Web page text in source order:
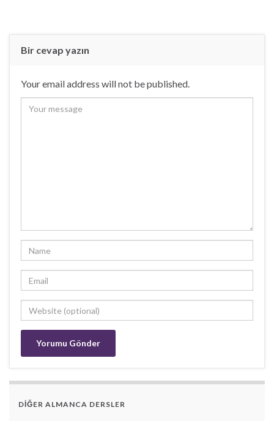
Bir cevap yazın
Your email address will not be published.
DİĞER ALMANCA DERSLER